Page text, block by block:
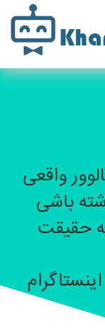
واقعی
باشی
حقیقت